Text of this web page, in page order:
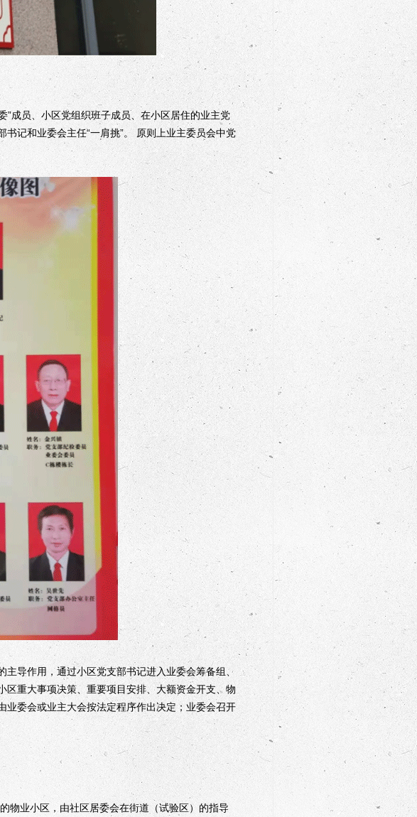
成员、小区党组织班子成员、在小区居住的业主党
记和业委会主任“一肩挑”。 原则上业主委员会中党
导作用，通过小区党支部书记进入业委会筹备组、
重大事项决策、重要项目安排、大额资金开支、物
业委会或业主大会按法定程序作出决定；业委会召开
业小区，由社区居委会在街道（试验区）的指导